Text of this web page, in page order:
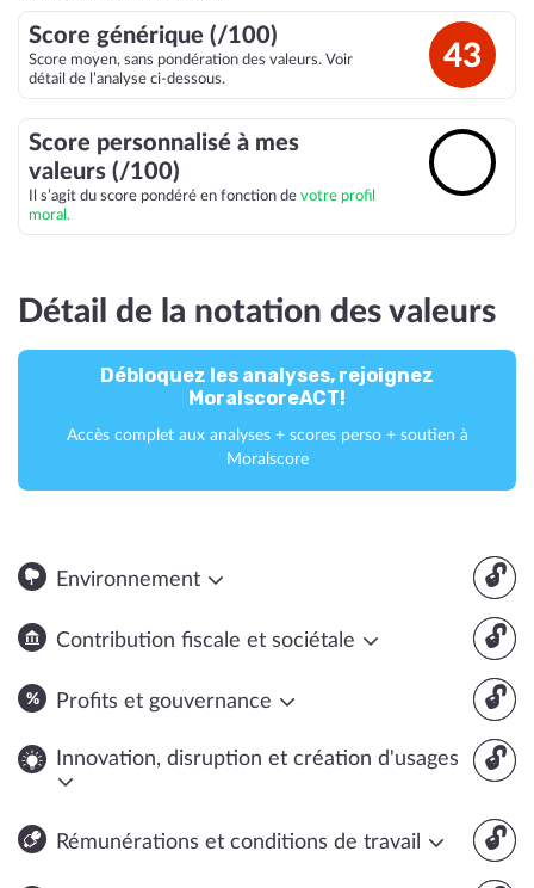
Score générique (/100)
Score moyen, sans pondération des valeurs. Voir
détail de l’analyse ci-dessous.
43
Score personnalisé à mes
valeurs (/100)
Il s’agit du score pondéré en fonction de votre profil
moral.
Détail de la notation des valeurs
Débloquez les analyses, rejoignez
MoralscoreACT!
Accès complet aux analyses + scores perso + soutien à
Moralscore
🔓
Environnement
🔓
Contribution fiscale et sociétale
🔓
Profits et gouvernance
🔓
Innovation, disruption et création d'usages
🔓
Rémunérations et conditions de travail